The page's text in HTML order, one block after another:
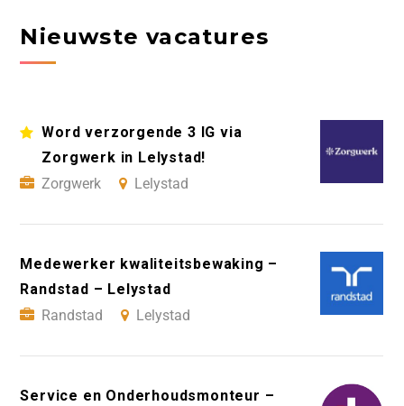
Nieuwste vacatures
Word verzorgende 3 IG via
Zorgwerk in Lelystad!
Zorgwerk
Lelystad
Medewerker kwaliteitsbewaking –
Randstad – Lelystad
Randstad
Lelystad
Service en Onderhoudsmonteur –